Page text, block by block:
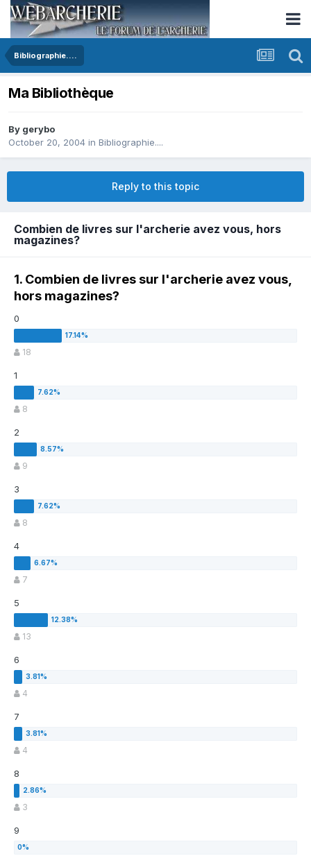
Bibliographie....
Ma Bibliothèque
By gerybo
October 20, 2004 in Bibliographie....
Reply to this topic
Combien de livres sur l'archerie avez vous, hors
magazines?
1. Combien de livres sur l'archerie avez vous,
hors magazines?
0
18
1
8
2
9
3
8
4
7
5
13
6
4
7
4
8
3
9